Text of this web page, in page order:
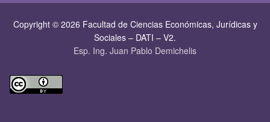
Copyright © 2026 Facultad de Ciencias Económicas, Jurí­dicas y
Sociales – DATI – V2.
Esp. Ing. Juan Pablo Demichelis